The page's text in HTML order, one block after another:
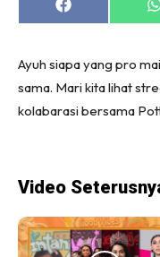
Share
on
Ayuh siapa yang pro
sama. Mari kita lihat
kolabarasi bersama
Video